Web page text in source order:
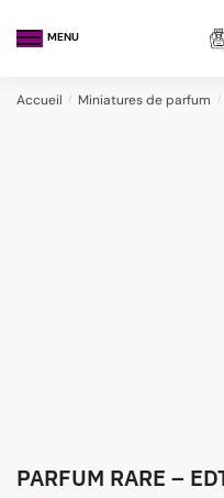
MENU
Accueil / Miniatures de parfum /
PARFUM RARE –